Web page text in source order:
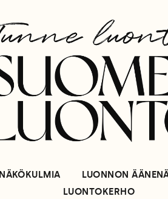
NÄKÖKULMIA LUONNON
LUONTOKERHO